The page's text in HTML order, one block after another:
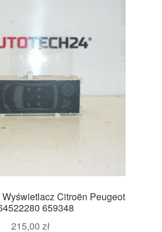
Citroën Peugeot
659348
215,00 zł